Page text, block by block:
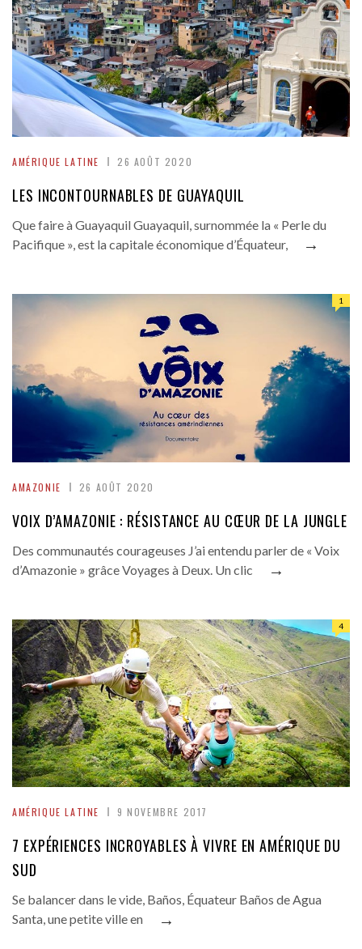
AMÉRIQUE LATINE 26 AOÛT 2020
LES INCONTOURNABLES DE GUAYAQUIL
Que faire à Guayaquil Guayaquil, surnommée la « Perle du
Pacifique », est la capitale économique d’Équateur,
→
AMAZONIE 26 AOÛT 2020
1
VOIX D’AMAZONIE : RÉSISTANCE AU CŒUR DE LA JUNGLE
Des communautés courageuses J’ai entendu parler de « Voix
d’Amazonie » grâce Voyages à Deux. Un clic
→
AMÉRIQUE LATINE 9 NOVEMBRE 2017
4
7 EXPÉRIENCES INCROYABLES À VIVRE EN AMÉRIQUE DU
SUD
Se balancer dans le vide, Baños, Équateur Baños de Agua
Santa, une petite ville en
→